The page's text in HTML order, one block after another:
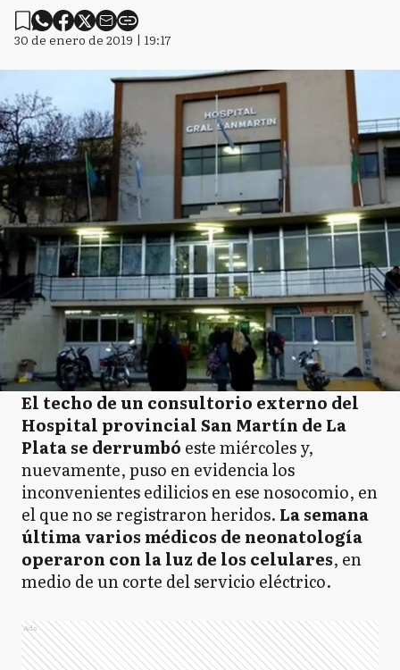
30 de enero de 2019 | 19:17
El techo de un consultorio externo del
Hospital provincial San Martín de La
Plata se derrumbó este miércoles y,
nuevamente, puso en evidencia los
inconvenientes edilicios en ese nosocomio, en
el que no se registraron heridos. La semana
última varios médicos de neonatología
operaron con la luz de los celulares, en
medio de un corte del servicio eléctrico.
Ads